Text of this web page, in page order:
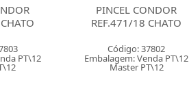
PT\12
PINCEL CONDOR
REF.471/16 CHATO
Código: 37801
Embalagem: Venda PT\12
Master PT\12